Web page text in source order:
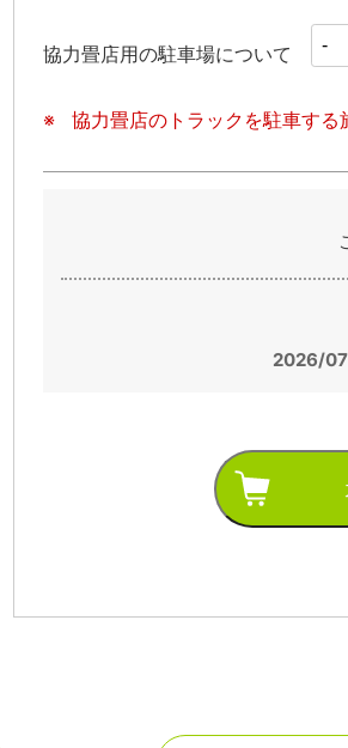
協力畳店用の駐車場について
協力畳店のトラックを駐車す
2026/